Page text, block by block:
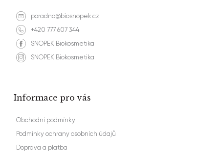
poradna@biosnopek.cz
+420 777 607 344
SNOPEK Biokosmetika
SNOPEK Biokosmetika
Informace pro vás
Obchodní podmínky
Podmínky ochrany osobních údajů
Doprava a platba